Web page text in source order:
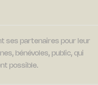
ses partenaires pour leur
bénévoles, public, qui
possible.